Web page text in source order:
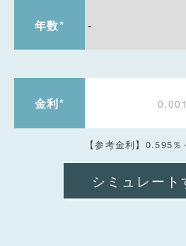
年数*
金利*
【参考金利】0.595